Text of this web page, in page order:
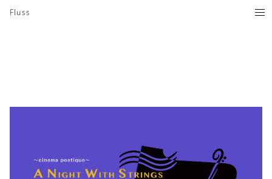
Fluss